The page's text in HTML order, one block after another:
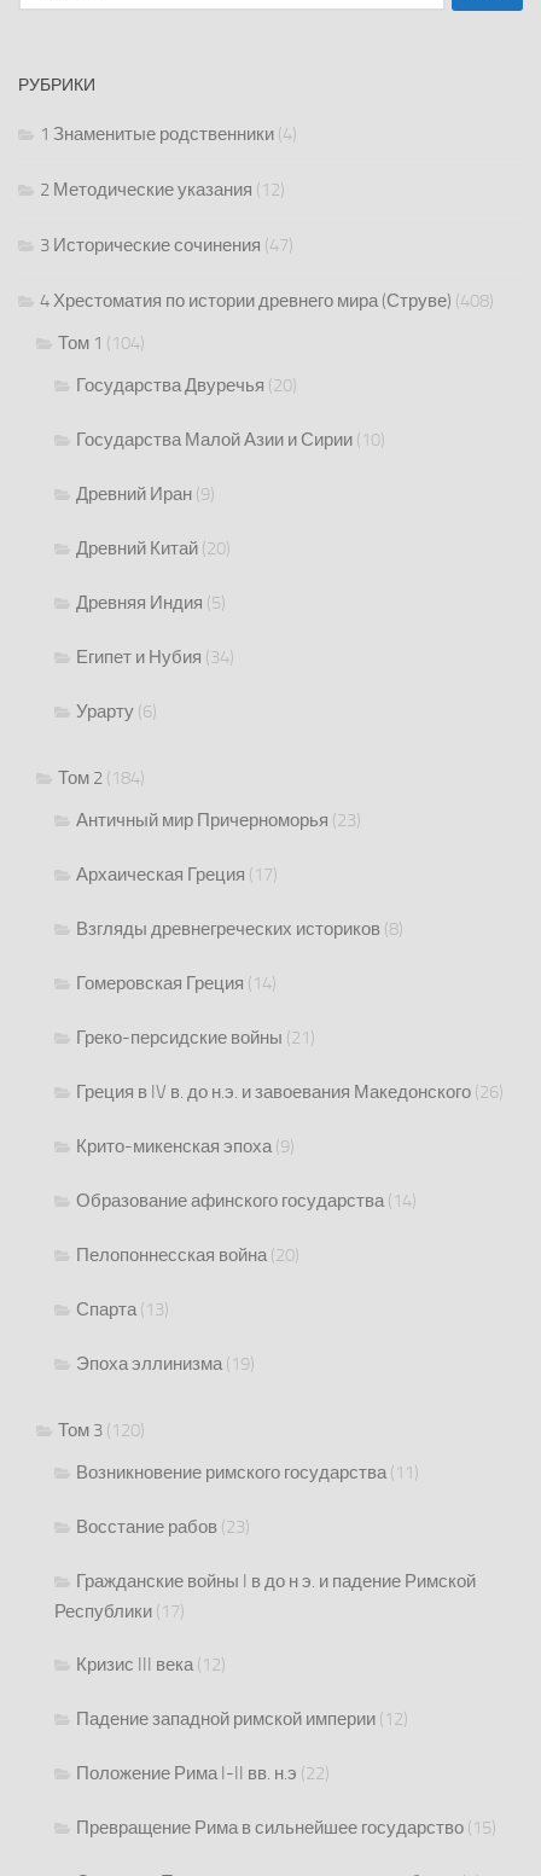
РУБРИКИ
1 Знаменитые родственники (4)
2 Методические указания (12)
3 Исторические сочинения (47)
4 Хрестоматия по истории древнего мира (Струве) (408)
Том 1 (104)
Государства Двуречья (20)
Государства Малой Азии и Сирии (10)
Древний Иран (9)
Древний Китай (20)
Древняя Индия (5)
Египет и Нубия (34)
Урарту (6)
Том 2 (184)
Античный мир Причерноморья (23)
Архаическая Греция (17)
Взгляды древнегреческих историков (8)
Гомеровская Греция (14)
Греко-персидские войны (21)
Греция в IV в. до н.э. и завоевания Македонского (26)
Крито-микенская эпоха(9)
Образование афинского государства(14)
Пелопоннесская война(20)
Спарта(13)
Эпоха эллинизма(19)
Том 3 (120)
Возникновение римского государства(11)
Восстание рабов (23)
Гражданские войны I в до н э. и падение Римской
Республики (17)
Кризис III века(12)
Падение западной римской империи (12)
Положение Рима I-II вв. н.э (22)
Превращение Рима в сильнейшее государство (15)